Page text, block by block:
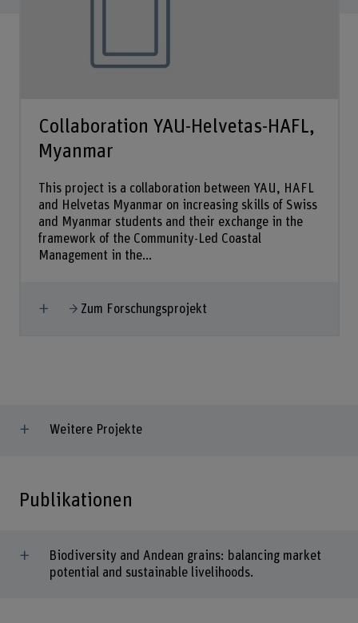
Collaboration YAU-Helvetas-HAFL,
Myanmar
This project is a collaboration between YAU, HAFL
and Helvetas Myanmar on increasing skills of Swiss
and Myanmar students and their exchange in the
framework of the Community-Led Coastal
Management in the...
Mehr anzeigen
Zum Forschungsprojekt
Weitere Projekte
Publikationen
Biodiversity and Andean grains: balancing market
potential and sustainable livelihoods.